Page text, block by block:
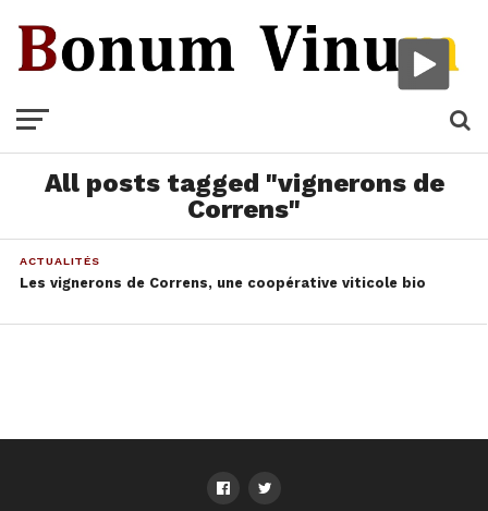
All posts tagged "vignerons de
Correns"
ACTUALITÉS
Les vignerons de Correns, une coopérative viticole bio